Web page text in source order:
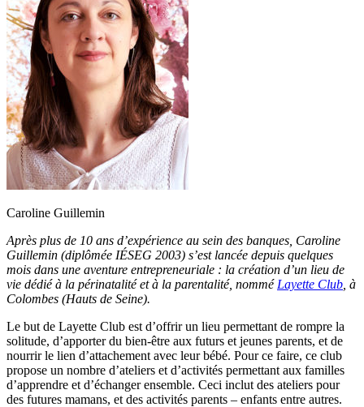
Caroline Guillemin
Après plus de 10 ans d’expérience au sein des banques, Caroline
Guillemin (diplômée IÉSEG 2003) s’est lancée depuis quelques
mois dans une aventure entrepreneuriale : la création d’un lieu de
vie dédié à la périnatalité et à la parentalité, nommé Layette Club , à
Colombes (Hauts de Seine).
Le but de Layette Club est d’offrir un lieu permettant de rompre la
solitude, d’apporter du bien-être aux futurs et jeunes parents, et de
nourrir le lien d’attachement avec leur bébé. Pour ce faire, ce club
propose un nombre d’ateliers et d’activités permettant aux familles
d’apprendre et d’échanger ensemble. Ceci inclut des ateliers pour
des futures mamans, et des activités parents – enfants entre autres.